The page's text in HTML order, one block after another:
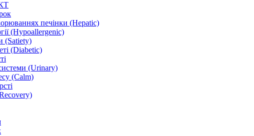
печінки (Hepatic)
(Hypoallergenic)
(Satiety)
(Diabetic)
(Urinary)
(Calm)